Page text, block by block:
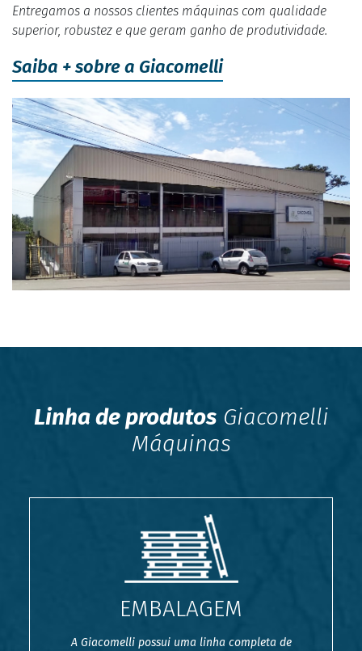
Entregamos a nossos clientes máquinas com qualidade
superior, robustez e que geram ganho de produtividade.
Saiba + sobre a Giacomelli
Linha de produtosGiacomelli
Máquinas
EMBALAGEM
A Giacomelli possui uma linha completa de